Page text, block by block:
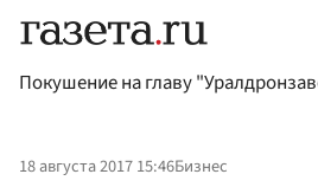
Покушение на главу
18 августа 2017 15:46Бизнес